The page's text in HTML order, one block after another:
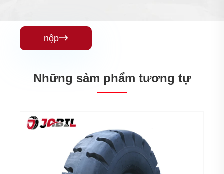
nộp
Những sảm phẩm tương tự
Lốp xe học sinh
Xem thêm >>